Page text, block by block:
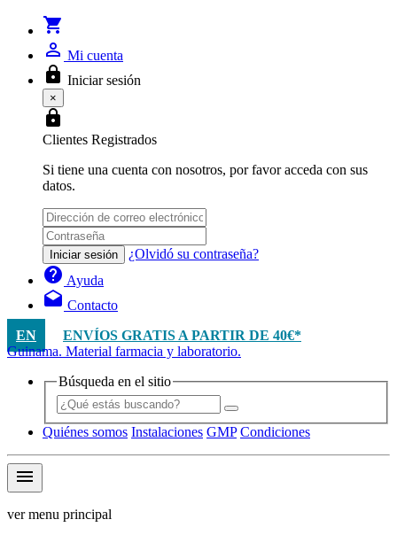
shopping_cart
person_outline Mi cuenta
lock Iniciar sesión
×
lock
Clientes Registrados
Si tiene una cuenta con nosotros, por favor acceda con sus
datos.
Iniciar sesión ¿Olvidó su contraseña?
help Ayuda
drafts Contacto
EN
ENVÍOS GRATIS A PARTIR DE 40€*
Guinama. Material farmacia y laboratorio.
Búsqueda en el sitio
Quiénes somos Instalaciones GMP Condiciones
menu
ver menu principal